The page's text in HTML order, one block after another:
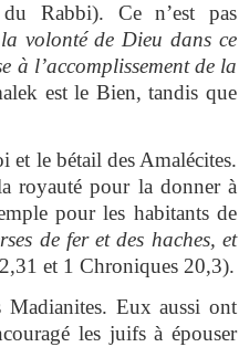
Rabbi). Ce n’est pas
volonté de Dieu dans ce
à l’accomplissement de la
est le Bien, tandis que
et le bétail des Amalécites.
royauté pour la donner à
pour les habitants de
de fer et des haches, et
et 1 Chroniques 20,3).
Madianites. Eux aussi ont
les juifs à épouser